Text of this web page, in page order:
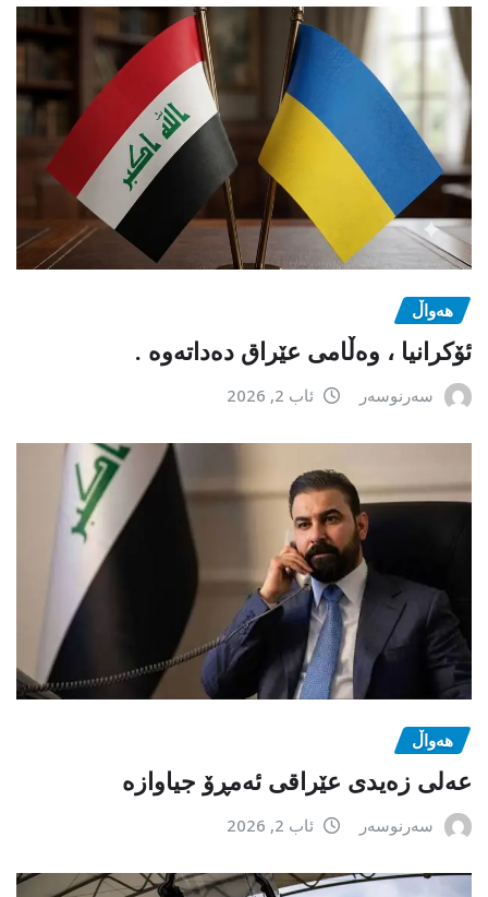
هەواڵ
ئۆکرانیا ، وەڵامی عێراق دەداتەوە .
سەرنوسەر ئاب 2, 2026
هەواڵ
عەلی زەیدی عێراقی ئەمڕۆ جیاوازە
سەرنوسەر ئاب 2, 2026